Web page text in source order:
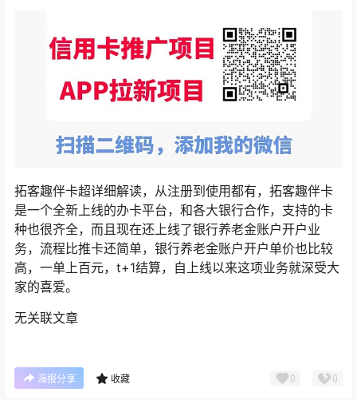
拓客趣伴卡超详细解读，从注册到使用都有，拓客趣伴卡
是一个全新上线的办卡平台，和各大银行合作，支持的卡
种也很齐全，而且现在还上线了银行养老金账户开户业
务，流程比推卡还简单，银行养老金账户开户单价也比较
高，一单上百元，t+1结算，自上线以来这项业务就深受大
家的喜爱。
无关联文章
海报分享 收藏 0 0